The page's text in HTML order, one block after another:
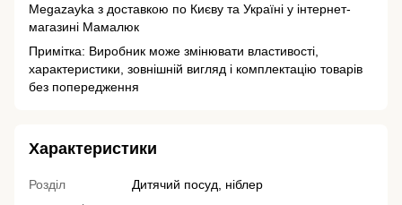
Megazayka з доставкою по Києву та Україні у інтернет-
магазині Мамалюк
Примітка: Виробник може змінювати властивості,
характеристики, зовнішній вигляд і комплектацію товарів
без попередження
Характеристики
Розділ
Дитячий посуд, ніблер